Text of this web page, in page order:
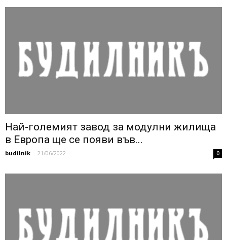
Най-големият завод за модулни жилища
в Европа ще се появи във...
budilnik - 21/06/2022 0